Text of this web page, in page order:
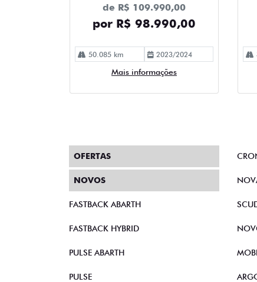
de R$ 109.990,00
por R$ 98.990,00
50.085 km 2023/2024
Mais informações
OFERTAS
NOVOS
FASTBACK ABARTH
FASTBACK HYBRID
PULSE ABARTH
PULSE
MOBI